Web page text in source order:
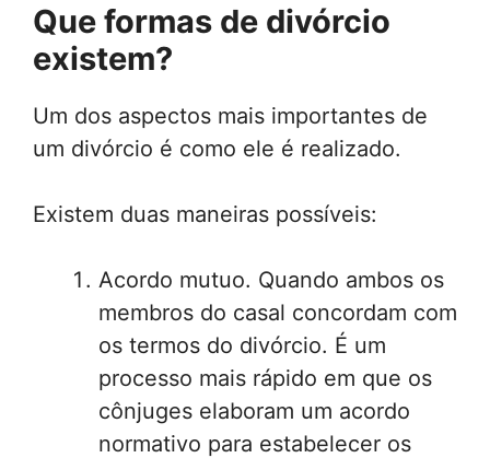
Que formas de divórcio
existem?
Um dos aspectos mais importantes de
um divórcio é como ele é realizado.
Existem duas maneiras possíveis:
Acordo mutuo. Quando ambos os
membros do casal concordam com
os termos do divórcio. É um
processo mais rápido em que os
cônjuges elaboram um acordo
normativo para estabelecer os